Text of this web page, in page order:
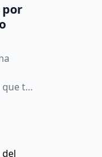
por
te